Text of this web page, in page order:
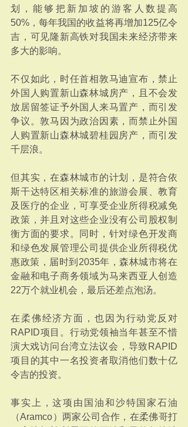
划，能够把新加坡的游客人数提高
50%，每年我国的收益将再增加125亿令
吉，可见隆新高铁对我国未来经济带来
多大的影响。
不仅如此，时任首相敦马迪宣布，禁止
外国人购置新山森林城房产，且不会发
放居留签证予外国人来马置产，而引发
争议。敦马因为政治因素，而禁止外国
人购置新山森林城碧桂园房产，而引发
千层浪。
但其实，在森林城市的计划，是符合依
斯干达特区相关标准的旅游会展、教育
及医疗的企业，可享受企业所得税减免
政策，并且对这些企业没有公司股权制
衡方面的要求。同时，针对绿色开发商
和绿色发展管理公司提供企业所得税优
惠政策，届时到2035年，森林城市将在
金融和电子商务领域为马来西亚人创造
22万个就业机会，最后还差点泡汤。
在柔佛经济方面，也因为行动党反对
RAPID项目。行动党领袖当年甚至不惜
演大戏访问台湾立法议会，导致RAPID
项目的其中一名投资者取消他们数十亿
令吉的投资。
事实上，这项由国油和沙特国家石油
（Aramco）两家公司合作，在柔佛哥打